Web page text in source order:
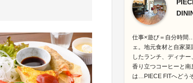
仕事×遊び＝自分時間
ェ。地元食材と自家
したランチ、ディナー
香り立つコーヒーと南
は…PIECE FITへどう